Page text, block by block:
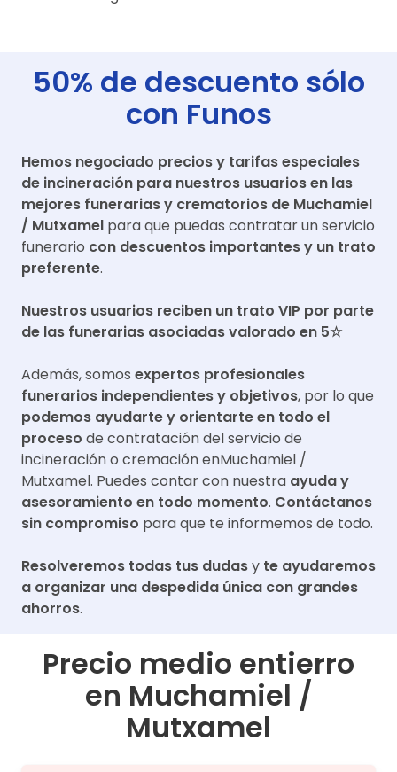
50% de descuento sólo
con Funos
Hemos negociado precios y tarifas especiales
de incineración para nuestros usuarios en las
mejores funerarias y crematorios de Muchamiel
/ Mutxamel para que puedas contratar un servicio
funerario con descuentos importantes y un trato
preferente.
Nuestros usuarios reciben un trato VIP por parte
de las funerarias asociadas valorado en 5☆
Además, somos expertos profesionales
funerarios independientes y objetivos, por lo que
podemos ayudarte y orientarte en todo el
proceso de contratación del servicio de
incineración o cremación enMuchamiel /
Mutxamel. Puedes contar con nuestra ayuda y
asesoramiento en todo momento. Contáctanos
sin compromiso para que te informemos de todo.
Resolveremos todas tus dudasy te ayudaremos
a organizar una despedida única con grandes
ahorros.
Precio medio entierro
en Muchamiel /
Mutxamel